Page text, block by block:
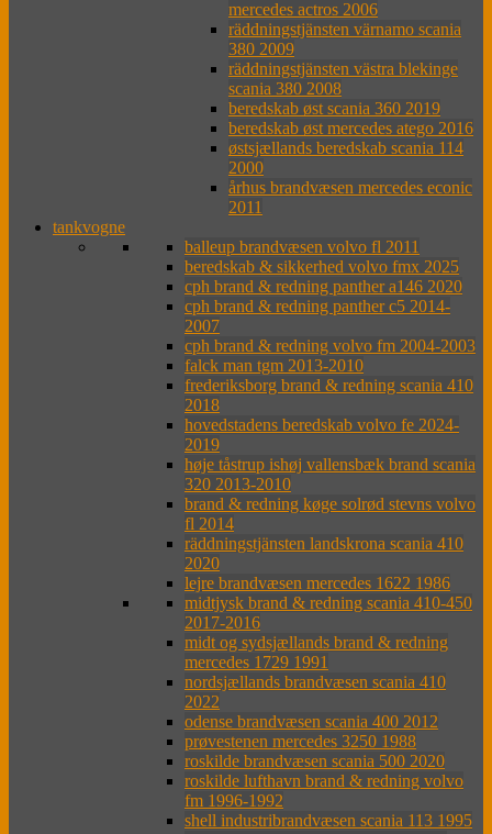
mercedes actros 2006
räddningstjänsten värnamo scania
380 2009
räddningstjänsten västra blekinge
scania 380 2008
beredskab øst scania 360 2019
beredskab øst mercedes atego 2016
østsjællands beredskab scania 114
2000
århus brandvæsen mercedes econic
2011
tankvogne
balleup brandvæsen volvo fl 2011
beredskab & sikkerhed volvo fmx 2025
cph brand & redning panther a146 2020
cph brand & redning panther c5 2014-
2007
cph brand & redning volvo fm 2004-2003
falck man tgm 2013-2010
frederiksborg brand & redning scania 410
2018
hovedstadens beredskab volvo fe 2024-
2019
høje tåstrup ishøj vallensbæk brand scania
320 2013-2010
brand & redning køge solrød stevns volvo
fl 2014
räddningstjänsten landskrona scania 410
2020
lejre brandvæsen mercedes 1622 1986
midtjysk brand & redning scania 410-450
2017-2016
midt og sydsjællands brand & redning
mercedes 1729 1991
nordsjællands brandvæsen scania 410
2022
odense brandvæsen scania 400 2012
prøvestenen mercedes 3250 1988
roskilde brandvæsen scania 500 2020
roskilde lufthavn brand & redning volvo
fm 1996-1992
shell industribrandvæsen scania 113 1995